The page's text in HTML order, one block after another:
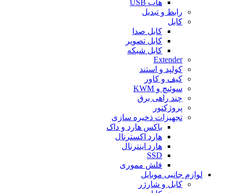
هاب USB
رابط و تبدیل
کابل
کابل صدا
کابل تصویر
کابل شبکه
Extender
کولپد و استند
کیف و کاور
سوئیچ و KWM
چند راهی برق
پروژکتور
تجهیزات ذخیره سازی
باکس هارد و داک
هارد اکسترنال
هارد اینترنال
SSD
فلش مموری
لوازم جانبی موبایل
کابل و شارژر